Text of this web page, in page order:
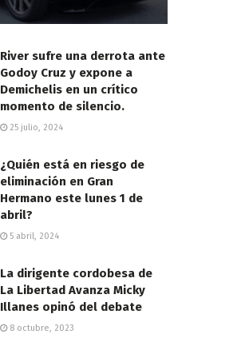
River sufre una derrota ante
Godoy Cruz y expone a
Demichelis en un crítico
momento de silencio.
25 julio, 2024
¿Quién está en riesgo de
eliminación en Gran
Hermano este lunes 1 de
abril?
5 abril, 2024
La dirigente cordobesa de
La Libertad Avanza Micky
Illanes opinó del debate
8 octubre, 2023